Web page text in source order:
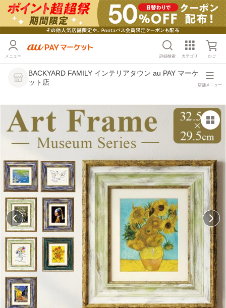
メニュー 詳細検索 カテゴリ かご
BACKYARD FAMILY インテリアタウン au PAY マーケ
ット店
店舗メニュー